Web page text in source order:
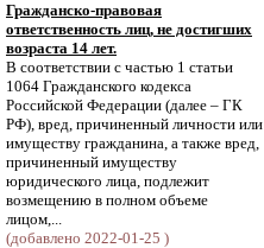
Гражданско-правовая
ответственность лиц, не достигших
возраста 14 лет.
В соответствии с частью 1 статьи
1064 Гражданского кодекса
Российской Федерации (далее – ГК
РФ), вред, причиненный личности или
имуществу гражданина, а также вред,
причиненный имуществу
юридического лица, подлежит
возмещению в полном объеме
лицом,...
(добавлено 2022-01-25 )